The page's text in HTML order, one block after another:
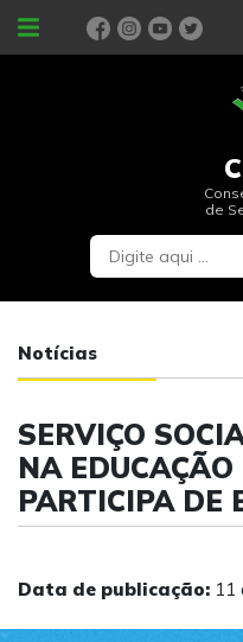
PORTAIS
de
Notícias
SERVIÇO
NA
PARTICIPA DE
Data de publicação: 11